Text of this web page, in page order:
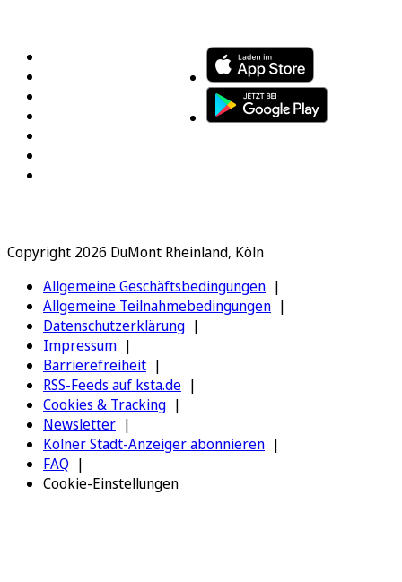
Copyright 2026 DuMont Rheinland, Köln
Allgemeine Geschäftsbedingungen
Allgemeine Teilnahmebedingungen
Datenschutzerklärung
Impressum
Barrierefreiheit
RSS-Feeds auf ksta.de
Cookies & Tracking
Newsletter
Kölner Stadt-Anzeiger abonnieren
FAQ
Cookie-Einstellungen